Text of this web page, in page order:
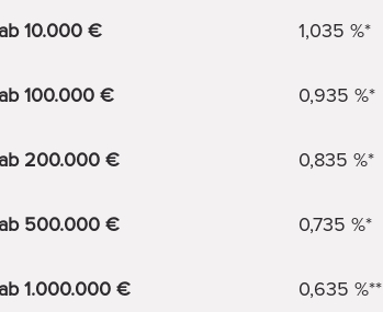
ab 10.000 € 1,035 %*
ab 100.000 € 0,935 %*
ab 200.000 € 0,835 %*
ab 500.000 € 0,735 %*
ab 1.000.000 € 0,635 %**